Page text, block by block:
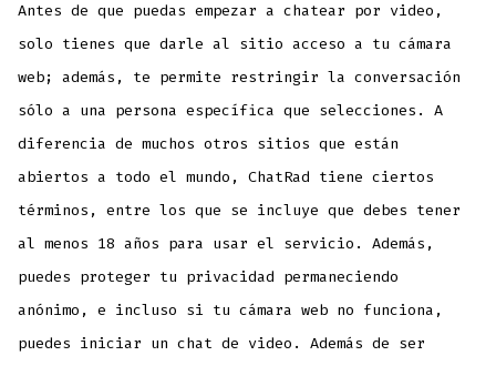
Antes de que puedas empezar a chatear por video,
solo tienes que darle al sitio acceso a tu cámara
web; además, te permite restringir la conversación
sólo a una persona específica que selecciones. A
diferencia de muchos otros sitios que están
abiertos a todo el mundo, ChatRad tiene ciertos
términos, entre los que se incluye que debes tener
al menos 18 años para usar el servicio. Además,
puedes proteger tu privacidad permaneciendo
anónimo, e incluso si tu cámara web no funciona,
puedes iniciar un chat de video. Además de ser